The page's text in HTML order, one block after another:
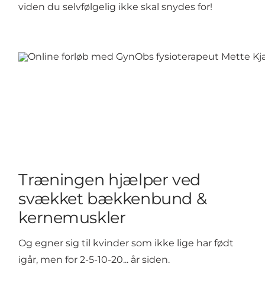
viden du selvfølgelig ikke skal snydes for!
Træningen hjælper ved
svækket bækkenbund &
kernemuskler
Og egner sig til kvinder som ikke lige har født
igår, men for 2-5-10-20... år siden.